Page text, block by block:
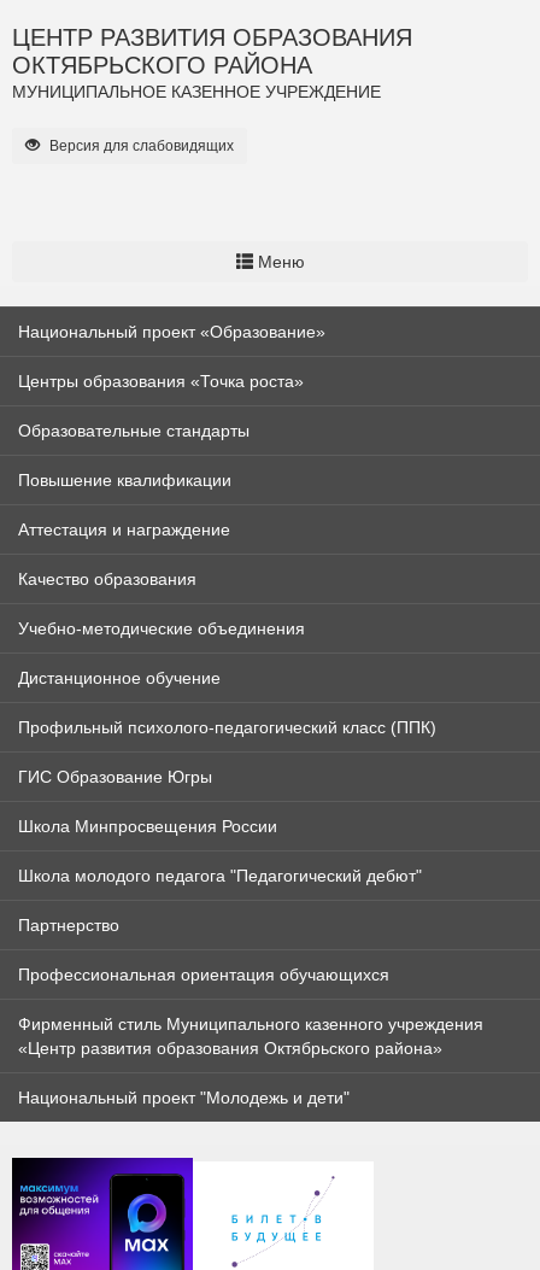
ЦЕНТР РАЗВИТИЯ ОБРАЗОВАНИЯ
ОКТЯБРЬСКОГО РАЙОНА
МУНИЦИПАЛЬНОЕ КАЗЕННОЕ УЧРЕЖДЕНИЕ
Версия для слабовидящих
Меню
Национальный проект «Образование»
Центры образования «Точка роста»
Образовательные стандарты
Повышение квалификации
Аттестация и награждение
Качество образования
Учебно-методические объединения
Дистанционное обучение
Профильный психолого-педагогический класс (ППК)
ГИС Образование Югры
Школа Минпросвещения России
Школа молодого педагога "Педагогический дебют"
Партнерство
Профессиональная ориентация обучающихся
Фирменный стиль Муниципального казенного учреждения
«Центр развития образования Октябрьского района»
Национальный проект "Молодежь и дети"